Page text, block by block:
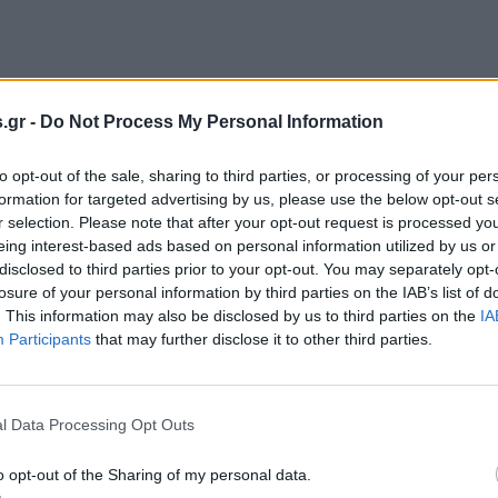
- Do Not Process My Personal Information
opt-out of the sale, sharing to third parties, or processing of your
for targeted advertising by us, please use the below opt-out
selection. Please note that after your opt-out request is processed
interest-based ads based on personal information utilized by us
to third parties prior to your opt-out. You may separately
of your personal information by third parties on the IAB’s list of
This information may also be disclosed by us to third parties on the
Participants that may further disclose it to other third parties.
Data Processing Opt Outs
opt-out of the Sharing of my personal data.
τους αρμοδίους να αναζητήσουν λύση.
– το οποίο δεν λειτουργεί πλέον για νέες
το νερό για να ποτίζεται το παρακείμενο γήπεδο
Γαλλίας, είχαν ανακοινώσει τις προθέσεις
βήματα εγκατάστασης των φωτοβολταϊκών να
τοποθέτησης συνεχίστηκε αυτόν τον μήνα,
περατωθεί αναμένεται να καλύψει ενεργειακά 1.500
Σε αντίθεση με τις περισσότερες